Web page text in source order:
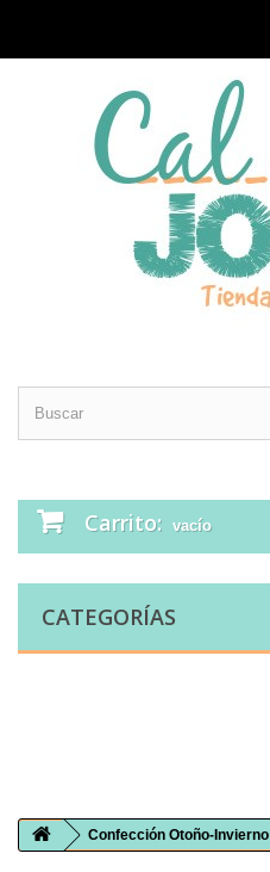
Carrito: vacío
CATEGORÍAS
Confección Otoño-Invierno